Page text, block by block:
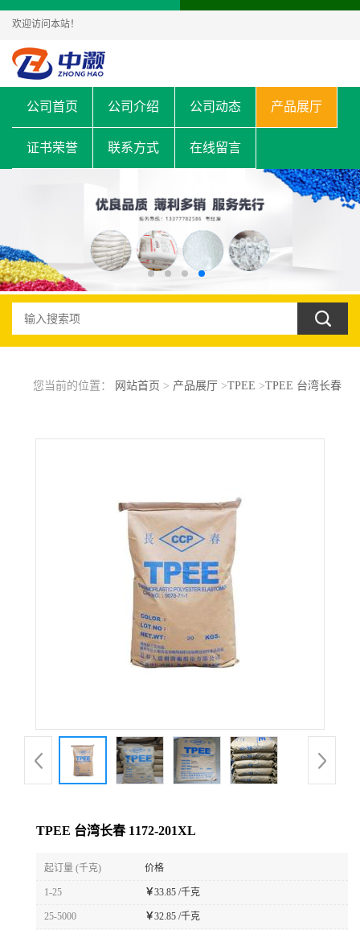
欢迎访问本站！
公司首页 公司介绍 公司动态 产品展厅
证书荣誉 联系方式 在线留言
您当前的位置： 网站首页 > 产品展厅>TPEE >TPEE 台湾长春
TPEE 台湾长春 1172-201XL
起订量 (千克) 价格
1-25 ￥33.85 /千克
25-5000 ￥32.85 /千克